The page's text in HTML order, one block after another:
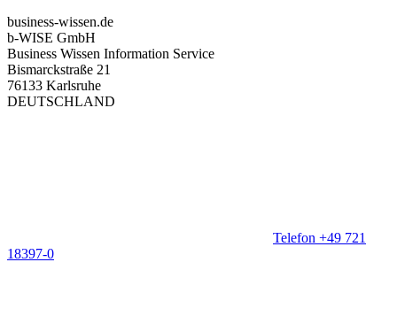
business-wissen.de
b-WISE GmbH
Business Wissen Information Service
Bismarckstraße 21
76133 Karlsruhe
DEUTSCHLAND
Telefon +49 721
18397-0